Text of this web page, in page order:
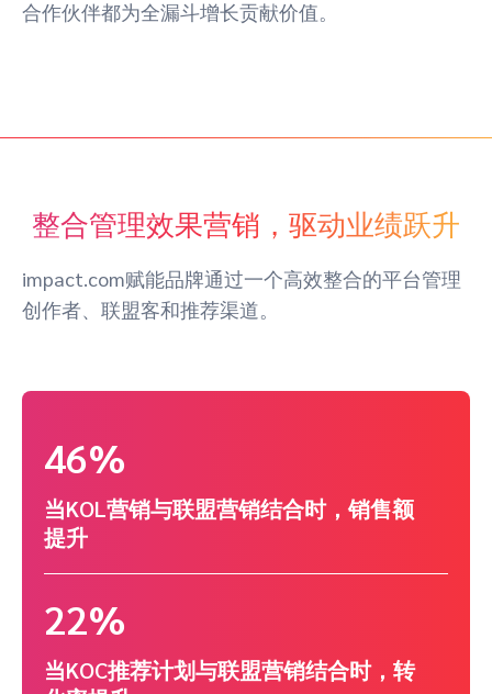
合作伙伴都为全漏斗增长贡献价值。
整合管理效果营销，驱动业绩跃升
impact.com赋能品牌通过一个高效整合的平台管理
创作者、联盟客和推荐渠道。
当KOL营销与联盟营销结合时，销售额
提升
46%
当KOC推荐计划与联盟营销结合时，转
22%